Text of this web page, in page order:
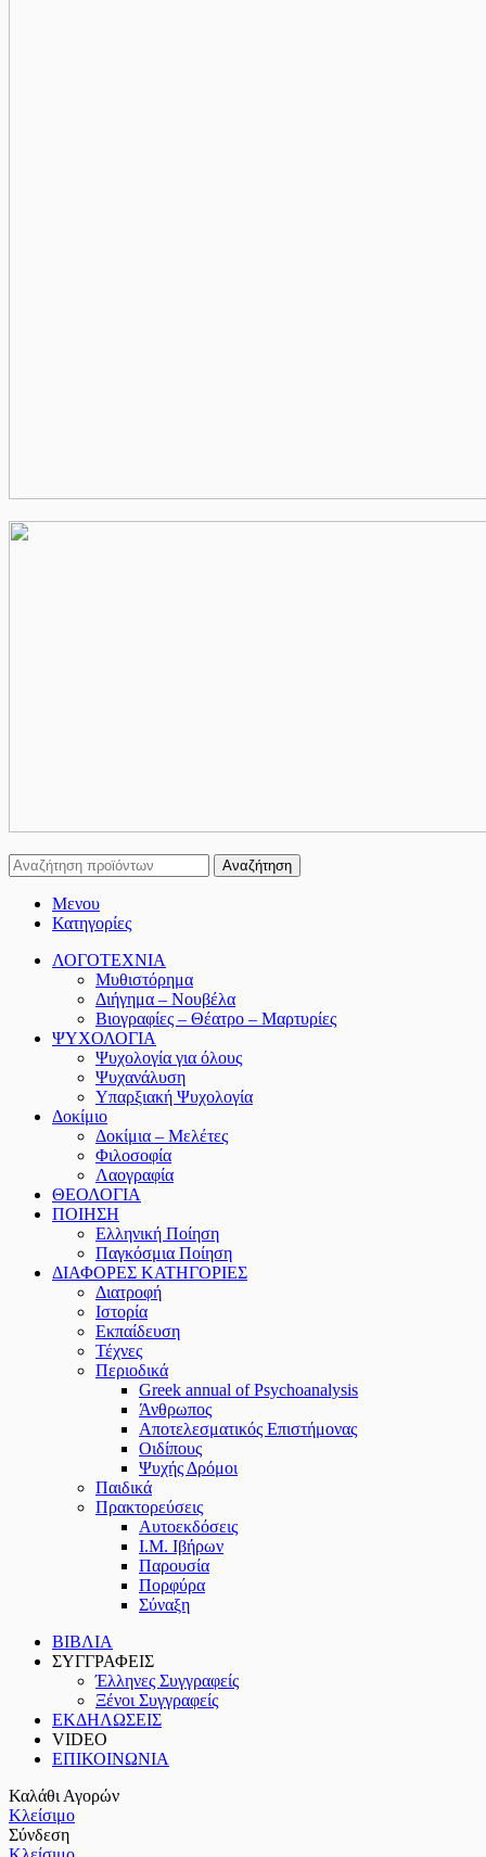
Αναζήτηση
Μενου
Κατηγορίες
ΛΟΓΟΤΕΧΝΙΑ
Μυθιστόρημα
Διήγημα – Νουβέλα
Βιογραφίες – Θέατρο – Μαρτυρίες
ΨΥΧΟΛΟΓΙΑ
Ψυχολογία για όλους
Ψυχανάλυση
Υπαρξιακή Ψυχολογία
Δοκίμιο
Δοκίμια – Μελέτες
Φιλοσοφία
Λαογραφία
ΘΕΟΛΟΓΙΑ
ΠΟΙΗΣΗ
Ελληνική Ποίηση
Παγκόσμια Ποίηση
ΔΙΑΦΟΡΕΣ ΚΑΤΗΓΟΡΙΕΣ
Διατροφή
Ιστορία
Εκπαίδευση
Τέχνες
Περιοδικά
Greek annual of Psychoanalysis
Άνθρωπος
Αποτελεσματικός Επιστήμονας
Οιδίπους
Ψυχής Δρόμοι
Παιδικά
Πρακτoρεύσεις
Αυτοεκδόσεις
Ι.Μ. Ιβήρων
Παρουσία
Πορφύρα
Σύναξη
ΒΙΒΛΙΑ
ΣΥΓΓΡΑΦΕΙΣ
Έλληνες Συγγραφείς
Ξένοι Συγγραφείς
ΕΚΔΗΛΩΣΕΙΣ
VIDEO
ΕΠΙΚΟΙΝΩΝΙΑ
Καλάθι Αγορών
Κλείσιμο
Σύνδεση